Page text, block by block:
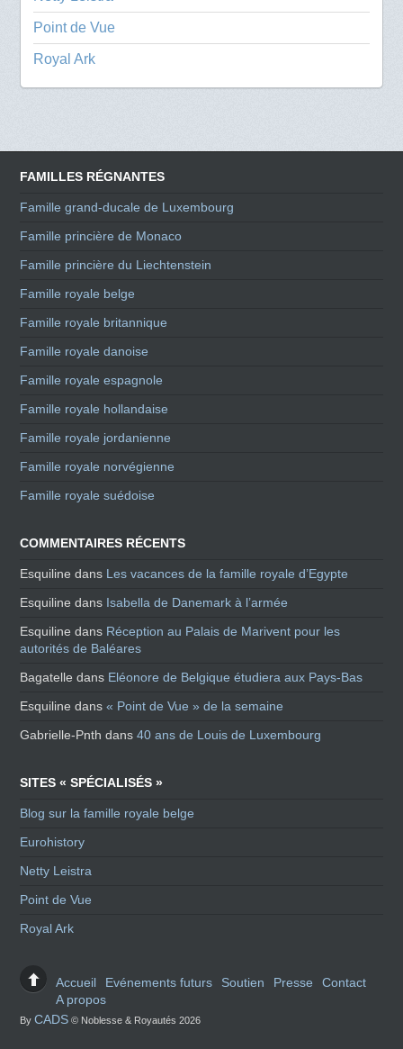
Point de Vue
Royal Ark
FAMILLES RÉGNANTES
Famille grand-ducale de Luxembourg
Famille princière de Monaco
Famille princière du Liechtenstein
Famille royale belge
Famille royale britannique
Famille royale danoise
Famille royale espagnole
Famille royale hollandaise
Famille royale jordanienne
Famille royale norvégienne
Famille royale suédoise
COMMENTAIRES RÉCENTS
Esquiline dans Les vacances de la famille royale d’Egypte
Esquiline dans Isabella de Danemark à l’armée
Esquiline dans Réception au Palais de Marivent pour les
autorités de Baléares
Bagatelle dans Eléonore de Belgique étudiera aux Pays-Bas
Esquiline dans« Point de Vue » de la semaine
Gabrielle-Pnth dans40 ans de Louis de Luxembourg
SITES « SPÉCIALISÉS »
Blog sur la famille royale belge
Eurohistory
Netty Leistra
Point de Vue
Royal Ark
Accueil Evénements futurs Soutien Presse
Contact
A propos
ByCADS © Noblesse & Royautés 2026